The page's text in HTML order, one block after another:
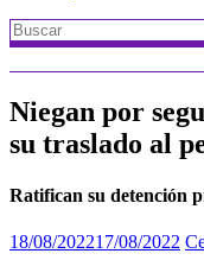
Niegan por
su traslado al
Ratifican su detención
18/08/202217/08/2022